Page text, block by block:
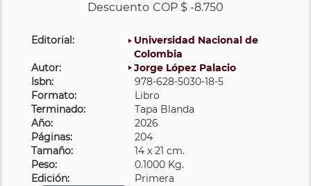
Descuento COP $ -8.750
Editorial:
Universidad Nacional de
Colombia
Autor:
Jorge López Palacio
Isbn:
978-628-5030-18-5
Formato:
Libro
Terminado:
Tapa Blanda
Año:
2026
Páginas:
204
Tamaño:
14 x 21 cm.
Peso:
0.1000 Kg.
Edición:
Primera